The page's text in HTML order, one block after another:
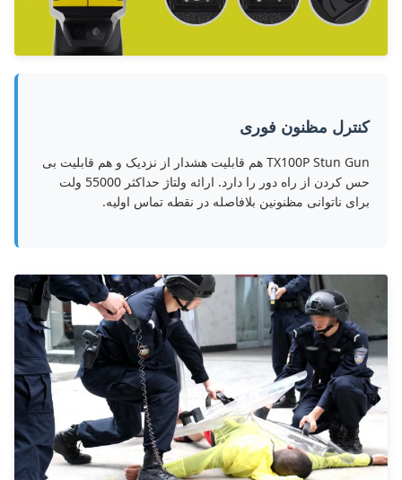
کنترل مظنون فوری
TX100P Stun Gun هم قابلیت هشدار از نزدیک و هم قابلیت بی
حس کردن از راه دور را دارد. ارائه ولتاژ حداکثر 55000 ولت
برای ناتوانی مظنونین بلافاصله در نقطه تماس اولیه.